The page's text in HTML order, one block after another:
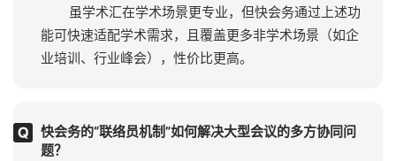
虽学术汇在学术场景更专业，但快会务通过上述功
能可快速适配学术需求，且覆盖更多非学术场景（如企
业培训、行业峰会），性价比更高。
快会务的“联络员机制”如何解决大型会议的多方协同问
题？